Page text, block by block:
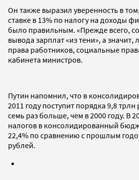
Он также выразил уверенность в
ставке в 13% по налогу на доходы
было правильным. «Прежде всего,
вывода зарплат «из тени», а
права работников, социальные
кабинета министров.
Путин напомнил, что в
2011 году поступит порядка 9,8
семь раз больше, чем в 2000 году. В
налогов в консолидированный
22,4% по сравнению с прошлым
рублей.